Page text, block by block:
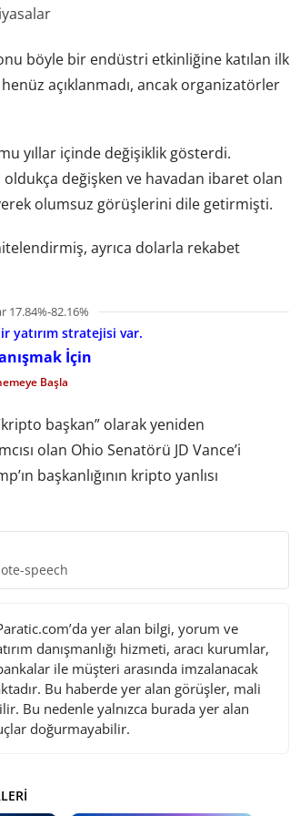
böyle bir endüstri etkinliğine katılan ilk
henüz açıklanmadı, ancak organizatörler
yıllar içinde değişiklik gösterdi.
oldukça değişken ve havadan ibaret olan
olumsuz görüşlerini dile getirmişti.
ayrıca dolarla rekabet
17.84%-82.16%
yatırım stratejisi var.
İçin
Başla
başkan” olarak yeniden
olan Ohio Senatörü JD Vance’i
başkanlığının kripto yanlısı
speech
yer alan bilgi, yorum ve
danışmanlığı hizmeti, aracı kurumlar,
ile müşteri arasında imzalanacak
Bu haberde yer alan görüşler, mali
Bu nedenle yalnızca burada yer alan
doğurmayabilir.